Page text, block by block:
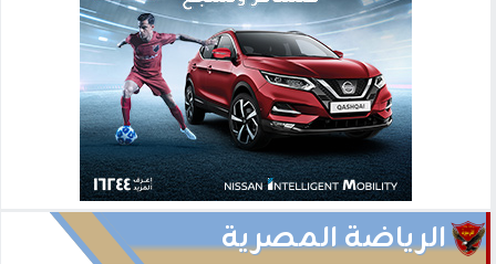
الرياضة المصرية